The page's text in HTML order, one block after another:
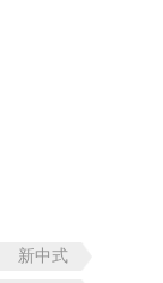
新中式